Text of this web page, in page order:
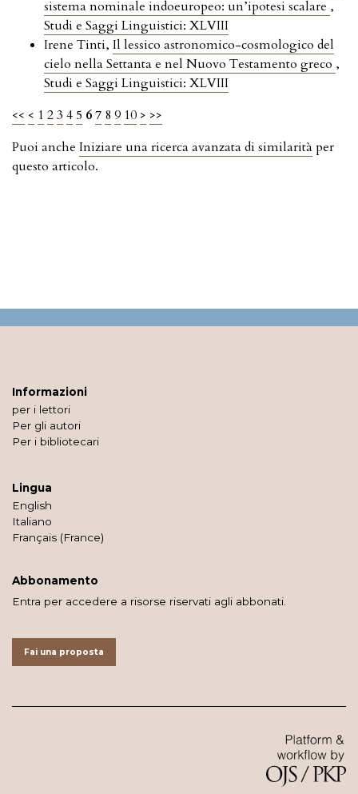
sistema nominale indoeuropeo: un’ipotesi scalare ,
Studi e Saggi Linguistici: XLVIII
Irene Tinti, Il lessico astronomico-cosmologico del
cielo nella Settanta e nel Nuovo Testamento greco ,
Studi e Saggi Linguistici: XLVIII
<< < 1 23 4 5 67 8 9 10 > >>
Puoi anche Iniziare una ricerca avanzata di similarità per
questo articolo.
Informazioni
per i lettori
Per gli autori
Per i bibliotecari
Lingua
English
Italiano
Français (France)
Abbonamento
Entra per accedere a risorse riservati agli abbonati.
Fai una proposta